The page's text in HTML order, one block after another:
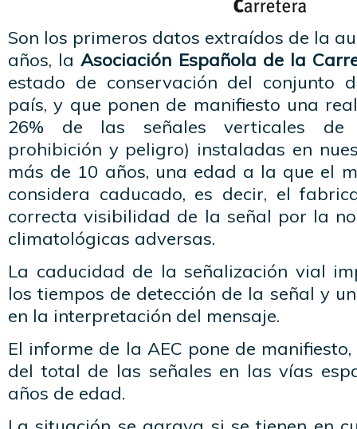
Son los primeros datos extraídos de la
años, laAsociación Española de la
estado de conservación del conjunto
país, y que ponen de manifiesto una
26% de las señales verticales de
prohibición y peligro) instaladas en
más de 10 años, una edad a la que el
considera caducado, es decir, el
correcta visibilidad de la señal por la
climatológicas adversas.
La caducidad de la señalización vial
los tiempos de detección de la señal y
en la interpretación del mensaje.
El informe de la AEC pone de
del total de las señales en las vías
años de edad.